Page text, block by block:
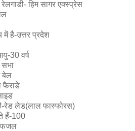
हिम सागर एक्स्प्रेस
में है-उत्तर प्रदेश
30 वर्ष
बेल
फैराडे
है-रेड लेड(लाल फास्फोरस)
हैं-100
फजल